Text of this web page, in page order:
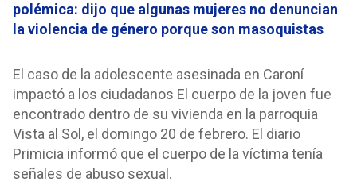
polémica: dijo que algunas mujeres no denuncian
la violencia de género porque son masoquistas
El caso de la adolescente asesinada en Caroní
impactó a los ciudadanos El cuerpo de la joven fue
encontrado dentro de su vivienda en la parroquia
Vista al Sol, el domingo 20 de febrero. El diario
Primicia informó que el cuerpo de la víctima tenía
señales de abuso sexual.